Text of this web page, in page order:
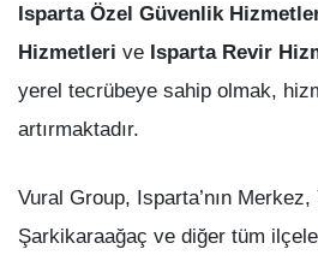
Isparta Özel Güvenlik
Hizmetleri ve Isparta Revir
yerel tecrübeye sahip olmak,
artırmaktadır.
Vural Group, Isparta’nın
Şarkikaraağaç ve diğer tüm